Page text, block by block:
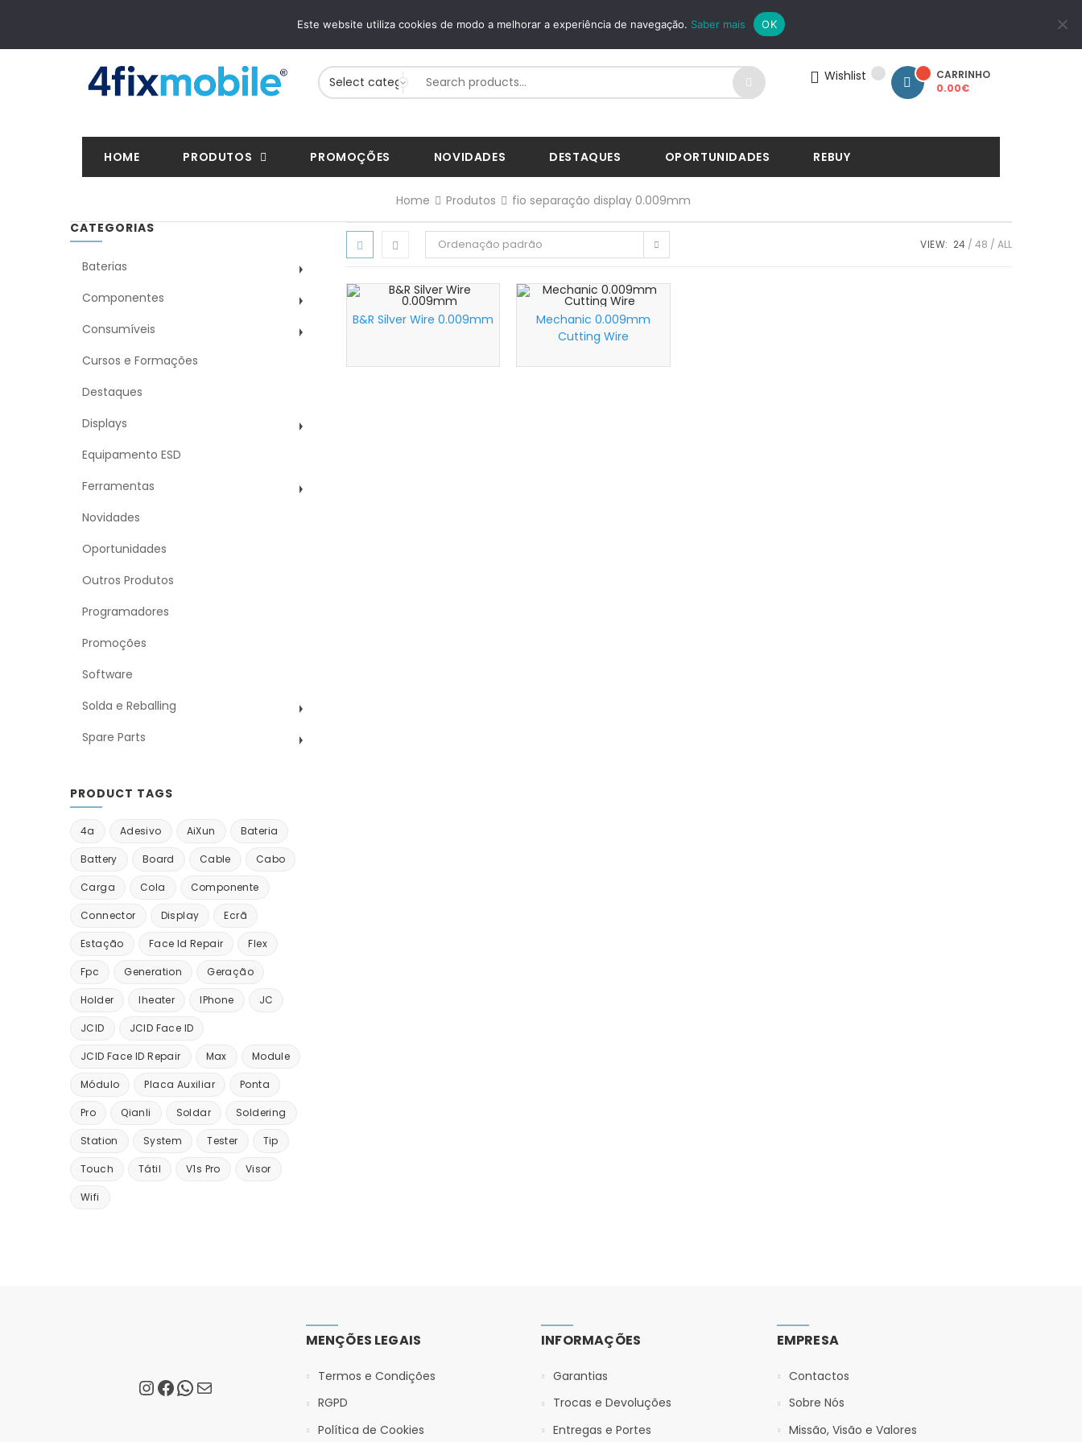
VISA, Mastercard, MBWay... +351 926 268 200
Wishlist
CARRINHO
0.00€
HOME PRODUTOS PROMOÇÕES NOVIDADES DESTAQUES OPORTUNIDADES REBUY
Home Produtos fio separação display 0.009mm
Ordenação padrão VIEW: 24 48 ALL
B&R Silver Wire 0.009mm
Mechanic 0.009mm
Cutting Wire
CATEGORIAS
Baterias
Componentes
Consumíveis
Cursos e Formações
Destaques
Displays
Equipamento ESD
Ferramentas
Novidades
Oportunidades
Outros Produtos
Programadores
Promoções
Software
Solda e Reballing
Spare Parts
PRODUCT TAGS
4a Adesivo AiXun Bateria
Battery Board Cable Cabo
Carga Cola Componente
Connector Display Ecrã
Estação Face Id Repair Flex
Fpc Generation Geração
Holder Iheater IPhone JC
JCID JCID Face ID
JCID Face ID Repair Max Module
Módulo Placa Auxiliar Ponta
Pro Qianli Soldar Soldering
Station System Tester Tip
Touch Tátil V1s Pro Visor
Wifi
MENÇÕES LEGAIS
Termos e Condições
RGPD
Política de Cookies
INFORMAÇÕES
Garantias
Trocas e Devoluções
Entregas e Portes
EMPRESA
Contactos
Sobre Nós
Missão, Visão e Valores
Este website utiliza cookies de modo a melhorar a experiência de navegação. Saber mais OK